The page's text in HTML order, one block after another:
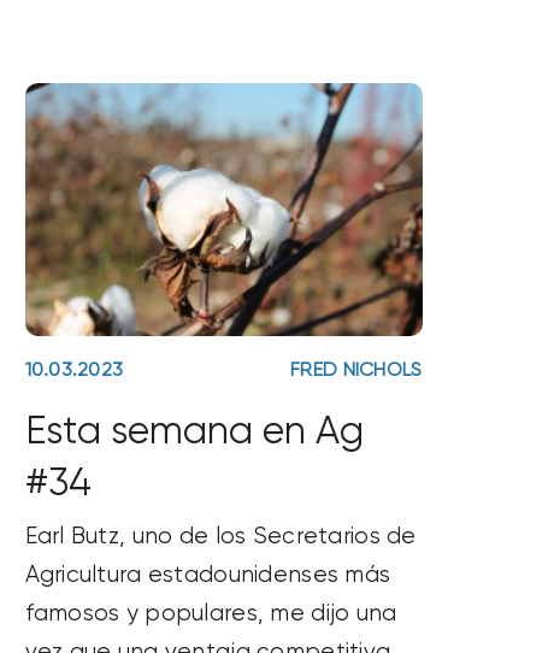
10.03.2023 FRED NICHOLS
Esta semana en Ag
#34
Earl Butz, uno de los Secretarios de
Agricultura estadounidenses más
famosos y populares, me dijo una